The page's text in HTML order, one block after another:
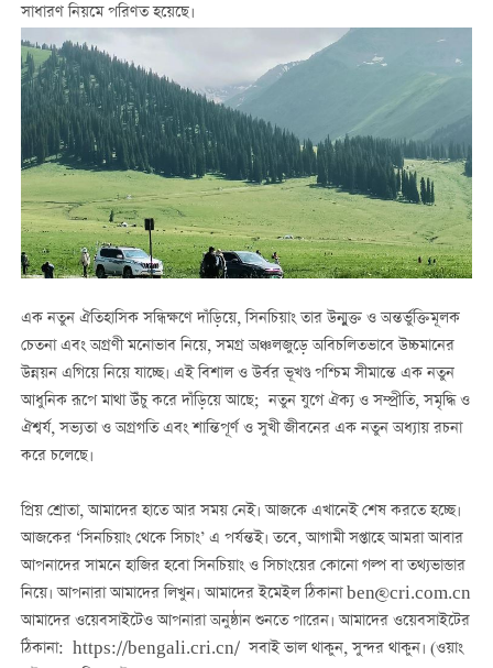
সাধারণ নিয়মে পরিণত হয়েছে।
এক নতুন ঐতিহাসিক সন্ধিক্ষণে দাঁড়িয়ে, সিনচিয়াং তার উন্মুক্ত ও অন্তর্ভুক্তিমূলক
চেতনা এবং অগ্রণী মনোভাব নিয়ে, সমগ্র অঞ্চলজুড়ে অবিচলিতভাবে উচ্চমানের
উন্নয়ন এগিয়ে নিয়ে যাচ্ছে। এই বিশাল ও উর্বর ভূখণ্ড পশ্চিম সীমান্তে এক নতুন
আধুনিক রূপে মাথা উঁচু করে দাঁড়িয়ে আছে; নতুন যুগে ঐক্য ও সম্প্রীতি, সমৃদ্ধি ও
ঐশ্বর্য, সভ্যতা ও অগ্রগতি এবং শান্তিপূর্ণ ও সুখী জীবনের এক নতুন অধ্যায় রচনা
করে চলেছে।
প্রিয় শ্রোতা, আমাদের হাতে আর সময় নেই। আজকে এখানেই শেষ করতে হচ্ছে।
আজকের ‘সিনচিয়াং থেকে সিচাং’ এ পর্যন্তই। তবে, আগামী সপ্তাহে আমরা আবার
আপনাদের সামনে হাজির হবো সিনচিয়াং ও সিচাংয়ের কোনো গল্প বা তথ্যভান্ডার
নিয়ে। আপনারা আমাদের লিখুন। আমাদের ইমেইল ঠিকানা ben@cri.com.cn
আমাদের ওয়েবসাইটেও আপনারা অনুষ্ঠান শুনতে পারেন। আমাদের ওয়েবসাইটের
ঠিকানা: https://bengali.cri.cn/ সবাই ভাল থাকুন, সুন্দর থাকুন। (ওয়াং